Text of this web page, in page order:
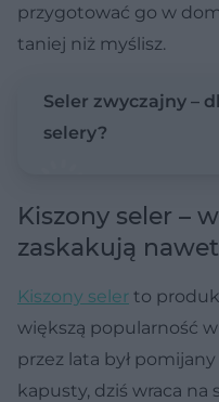
przygotować go w
taniej niż myślisz.
Seler zwyczajny –
selery?
Kiszony seler –
zaskakują
Kiszony seler to
większą popularność
przez lata był
kapusty, dziś wraca na